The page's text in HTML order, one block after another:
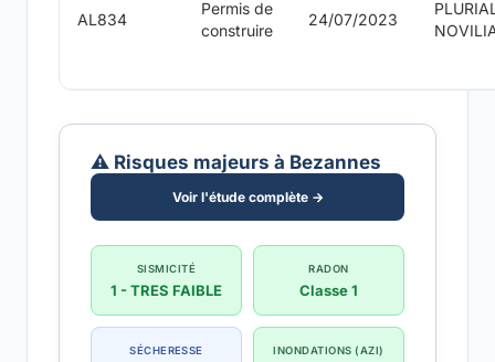
AL834
Permis de
construire
24/07/2023
⚠️ Risques majeurs à Bezannes
Voir l'étude complète →
SISMICITÉ
1 - TRES FAIBLE
RADON
Classe 1
SÉCHERESSE INONDATIONS (AZI)